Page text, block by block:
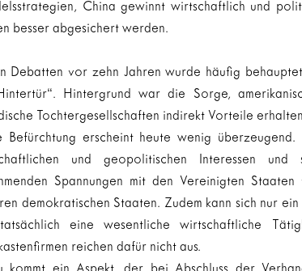
China gewinnt wirtschaftlich und
besser abgesichert werden.
Debatten vor zehn Jahren wurde häufig
Hintergrund war die Sorge,
Tochtergesellschaften indirekt Vorteile
Befürchtung erscheint heute wenig
und geopolitischen Interessen
Spannungen mit den Vereinigten
demokratischen Staaten. Zudem kann sich nur
eine wesentliche wirtschaftliche
reichen dafür nicht aus.